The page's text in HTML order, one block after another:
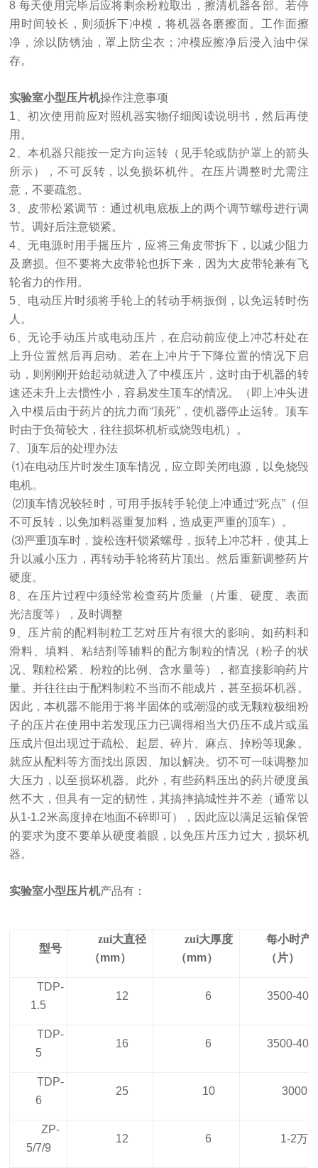
8 每天使用完毕后应将剩余粉粒取出，擦清机器各部。若停
用时间较长，则须拆下冲模，将机器各磨擦面。工作面擦
净，涂以防锈油，罩上防尘衣；冲模应擦净后浸入油中保
存。
实验室小型压片机操作注意事项
1、初次使用前应对照机器实物仔细阅读说明书，然后再使
用。
2、本机器只能按一定方向运转（见手轮或防护罩上的箭头
所示），不可反转，以免损坏机件。在压片调整时尤需注
意，不要疏忽。
3、皮带松紧调节：通过机电底板上的两个调节螺母进行调
节。调好后注意锁紧。
4、无电源时用手摇压片，应将三角皮带拆下，以减少阻力
及磨损。但不要将大皮带轮也拆下来，因为大皮带轮兼有飞
轮省力的作用。
5、电动压片时须将手轮上的转动手柄扳倒，以免运转时伤
人。
6、无论手动压片或电动压片，在启动前应使上冲芯杆处在
上升位置然后再启动。若在上冲片于下降位置的情况下启
动，则刚刚开始起动就进入了中模压片，这时由于机器的转
速还未升上去惯性小，容易发生顶车的情况。（即上冲头进
入中模后由于药片的抗力而“顶死”，使机器停止运转。顶车
时由于负荷较大，往往损坏机析或烧毁电机）。
7、顶车后的处理办法
⑴在电动压片时发生顶车情况，应立即关闭电源，以免烧毁
电机。
⑵顶车情况较轻时，可用手扳转手轮使上冲通过“死点”（但
不可反转，以免加料器重复加料，造成更严重的顶车）。
⑶严重顶车时，旋松连杆锁紧螺母，扳转上冲芯杆，使其上
升以减小压力，再转动手轮将药片顶出。然后重新调整药片
硬度。
8、在压片过程中须经常检查药片质量（片重、硬度、表面
光洁度等），及时调整
9、压片前的配料制粒工艺对压片有很大的影响。如药料和
滑料、填料、粘结剂等辅料的配方制粒的情况（粉子的状
况、颗粒松紧、粉粒的比例、含水量等），都直接影响药片
量。并往往由于配料制粒不当而不能成片，甚至损坏机器。
因此，本机器不能用于将半固体的或潮湿的或无颗粒极细粉
子的压片在使用中若发现压力已调得相当大仍压不成片或虽
压成片但出现过于疏松、起层、碎片、麻点、掉粉等现象。
就应从配料等方面找出原因、加以解决。切不可一味调整加
大压力，以至损坏机器。此外，有些药料压出的药片硬度虽
然不大，但具有一定的韧性，其搞摔搞城性并不差（通常以
从1-1.2米高度掉在地面不碎即可），因此应以满足运输保管
的要求为度不要单从硬度着眼，以免压片压力过大，损坏机
器。
实验室小型压片机产品有：
型号
zui大直径
（mm）
zui大厚度
（mm）
每小时产
（ 片）
TDP-
1.5
12 6 3500-
TDP-
5
16 6 3500-
TDP-
6
25 10 3000
ZP-
5/7/9
12 6 1-2万